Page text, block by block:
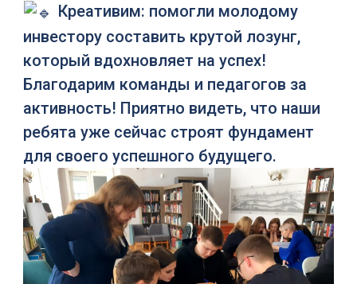
Креативим: помогли молодому
инвестору составить крутой лозунг,
который вдохновляет на успех!
Благодарим команды и педагогов за
активность! Приятно видеть, что наши
ребята уже сейчас строят фундамент
для своего успешного будущего.